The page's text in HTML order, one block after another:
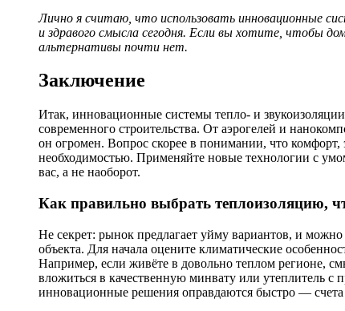
Лично я считаю, что использовать инновационные
и здравого смысла сегодня. Если вы хотите, чтобы
альтернативы почти нет.
Заключение
Итак, инновационные системы тепло- и
современного строительства. От аэрогелей и
он огромен. Вопрос скорее в понимании, что комфорт,
необходимостью. Применяйте новые технологии с
вас, а не наоборот.
Как правильно выбрать теплоизоляцию,
Не секрет: рынок предлагает уйму вариантов, и
объекта. Для начала оцените климатические
Например, если живёте в довольно теплом регионе,
вложиться в качественную минвату или утеплитель
инновационные решения оправдаются быстро — счета